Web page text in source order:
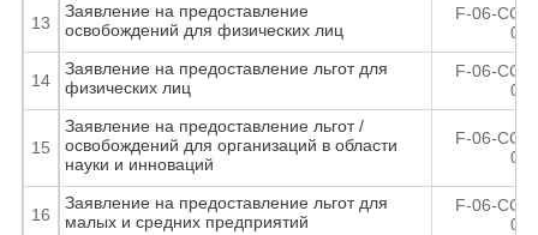
Заявление на предоставление
освобождений для физических лиц
F-06-CC-
Заявление на предоставление льгот для
физических лиц
F-06-CC-
Заявление на предоставление льгот /
освобождений для организаций в области
науки и инноваций
F-06-CC-
Заявление на предоставление льгот для
малых и средних предприятий
F-06-CC-
13
14
15
16